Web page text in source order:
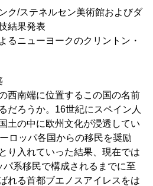
ク/ステネルセン美術館およびダ
結果発表
るニューヨークのクリントン・
西南端に位置するこの国の名前
だろうか。16世紀にスペイン人
土の中に欧州文化が浸透してい
ロッパ各国からの移民を奨励
り入れていった結果、現在では
系移民で構成されるまでに至
れる首都ブエノスアイレスをは